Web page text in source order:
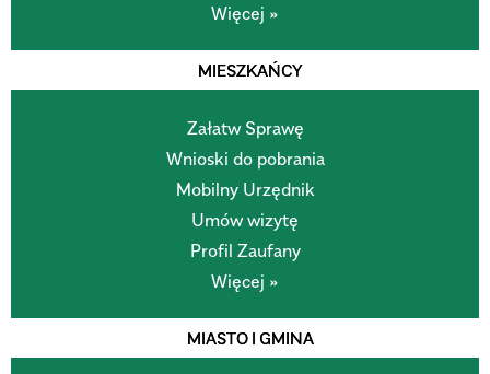
Więcej »
MIESZKAŃCY
Załatw Sprawę
Wnioski do pobrania
Mobilny Urzędnik
Umów wizytę
Profil Zaufany
Więcej »
MIASTO I GMINA